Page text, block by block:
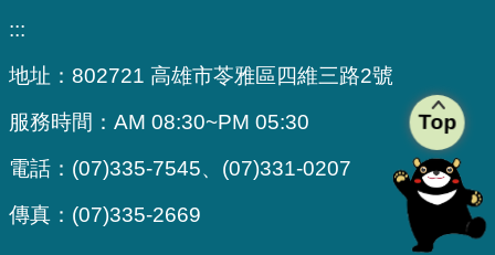
:::
地址： 802721 高雄市苓雅區四維三路2號
服務時間： AM 08:30~PM 05:30
電話： (07)335-7545、(07)331-0207
傳真： (07)335-2669
Top